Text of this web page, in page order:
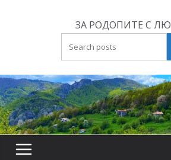
ЗА РОДОПИТЕ С